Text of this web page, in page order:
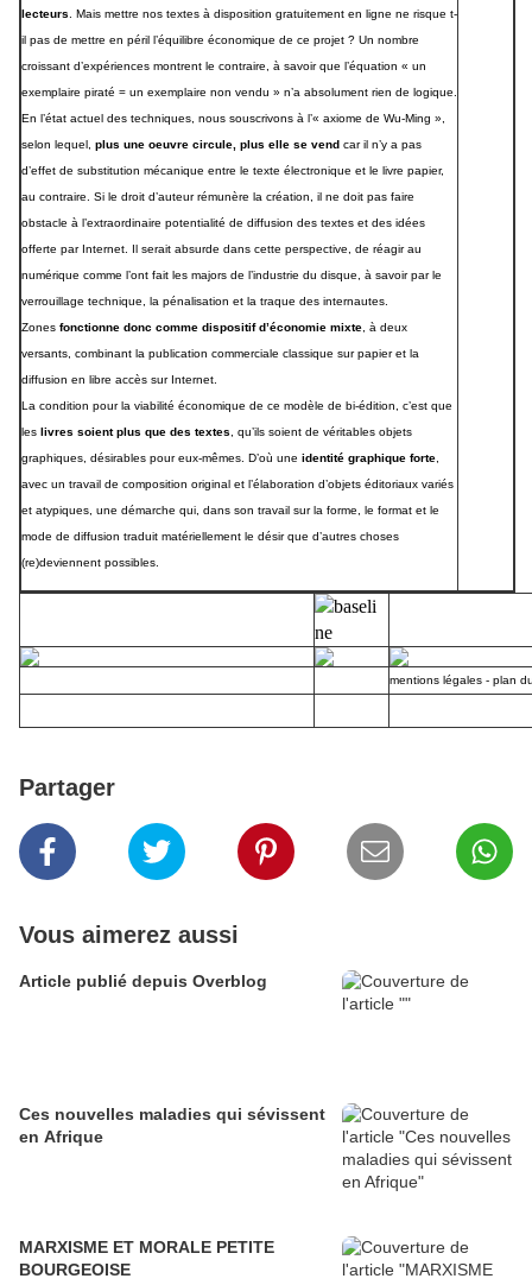
lecteurs . Mais mettre nos textes à disposition gratuitement en ligne ne risque t-
il pas de mettre en péril l’équilibre économique de ce projet ? Un nombre
croissant d’expériences montrent le contraire, à savoir que l’équation « un
exemplaire piraté = un exemplaire non vendu » n’a absolument rien de logique.
En l’état actuel des techniques, nous souscrivons à l’« axiome de Wu-Ming »,
selon lequel, plus une oeuvre circule, plus elle se vend car il n’y a pas
d’effet de substitution mécanique entre le texte électronique et le livre papier,
au contraire. Si le droit d’auteur rémunère la création, il ne doit pas faire
obstacle à l’extraordinaire potentialité de diffusion des textes et des idées
offerte par Internet. Il serait absurde dans cette perspective, de réagir au
numérique comme l’ont fait les majors de l’industrie du disque, à savoir par le
verrouillage technique, la pénalisation et la traque des internautes.
Zones fonctionne donc comme dispositif d’économie mixte , à deux
versants, combinant la publication commerciale classique sur papier et la
diffusion en libre accès sur Internet.
La condition pour la viabilité économique de ce modèle de bi-édition, c’est que
les livres soient plus que des textes , qu’ils soient de véritables objets
graphiques, désirables pour eux-mêmes. D’où une identité graphique forte
avec un travail de composition original et l’élaboration d’objets éditoriaux variés
et atypiques, une démarche qui, dans son travail sur la forme, le format et le
mode de diffusion traduit matériellement le désir que d’autres choses
(re)deviennent possibles.
mentions légales - plan
Partager
Vous aimerez aussi
Article publié depuis Overblog
Ces nouvelles maladies qui sévissent
en Afrique
MARXISME ET MORALE PETITE
BOURGEOISE